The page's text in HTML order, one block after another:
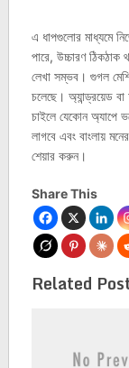
এ ধাপগুলোর মাধ্যমে
পারে, উচ্চারণ ঠিকঠাক
লেখা সম্ভব। গুগল
চলেছে। অ্যান্ড্রয়েড
চাইলে যেকোন অ্যাপে
লাগবে এবং বাংলায়
শেয়ার করুন।
Share This
Related